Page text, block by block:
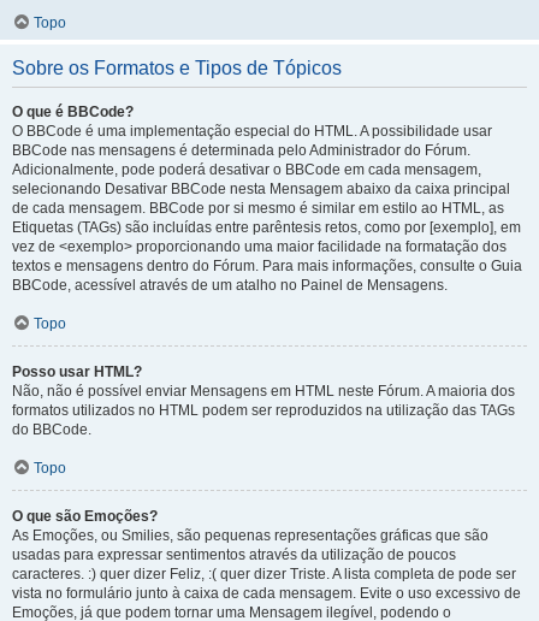
Topo
Sobre os Formatos e Tipos de Tópicos
O que é BBCode?
O BBCode é uma implementação especial do HTML. A possibilidade usar
BBCode nas mensagens é determinada pelo Administrador do Fórum.
Adicionalmente, pode poderá desativar o BBCode em cada mensagem,
selecionando Desativar BBCode nesta Mensagem abaixo da caixa principal
de cada mensagem. BBCode por si mesmo é similar em estilo ao HTML, as
Etiquetas (TAGs) são incluídas entre parêntesis retos, como por [exemplo], em
vez de <exemplo> proporcionando uma maior facilidade na formatação dos
textos e mensagens dentro do Fórum. Para mais informações, consulte o Guia
BBCode, acessível através de um atalho no Painel de Mensagens.
Topo
Posso usar HTML?
Não, não é possível enviar Mensagens em HTML neste Fórum. A maioria dos
formatos utilizados no HTML podem ser reproduzidos na utilização das TAGs
do BBCode.
Topo
O que são Emoções?
As Emoções, ou Smilies, são pequenas representações gráficas que são
usadas para expressar sentimentos através da utilização de poucos
caracteres. :) quer dizer Feliz, :( quer dizer Triste. A lista completa de pode ser
vista no formulário junto à caixa de cada mensagem. Evite o uso excessivo de
Emoções, já que podem tornar uma Mensagem ilegível, podendo o